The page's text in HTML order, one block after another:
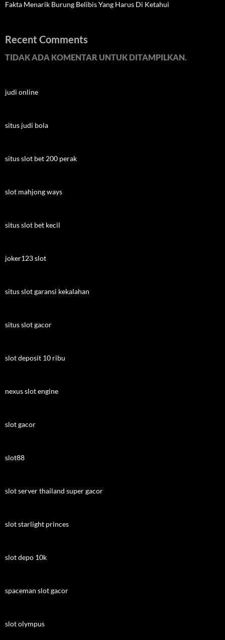
Fakta Menarik Burung Belibis Yang Harus Di Ketahui
Recent Comments
TIDAK ADA KOMENTAR UNTUK DITAMPILKAN.
judi online
situs judi bola
situs slot bet 200 perak
slot mahjong ways
situs slot bet kecil
joker123 slot
situs slot garansi kekalahan
situs slot gacor
slot deposit 10 ribu
nexus slot engine
slot gacor
slot88
slot server thailand super gacor
slot starlight princes
slot depo 10k
spaceman slot gacor
slot olympus